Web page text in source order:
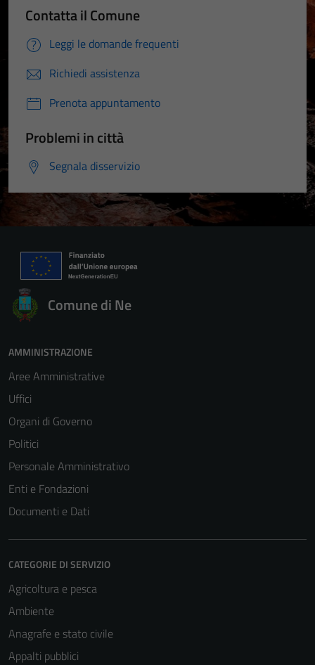
Contatta il Comune
Leggi le domande frequenti
Richiedi assistenza
Prenota appuntamento
Problemi in città
Segnala disservizio
Comune di Ne
AMMINISTRAZIONE
Aree Amministrative
Uffici
Organi di Governo
Politici
Personale Amministrativo
Enti e Fondazioni
Documenti e Dati
CATEGORIE DI SERVIZIO
Agricoltura e pesca
Ambiente
Anagrafe e stato civile
Appalti pubblici